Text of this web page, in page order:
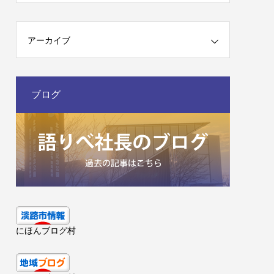
アーカイブ
ブログ
にほんブログ村